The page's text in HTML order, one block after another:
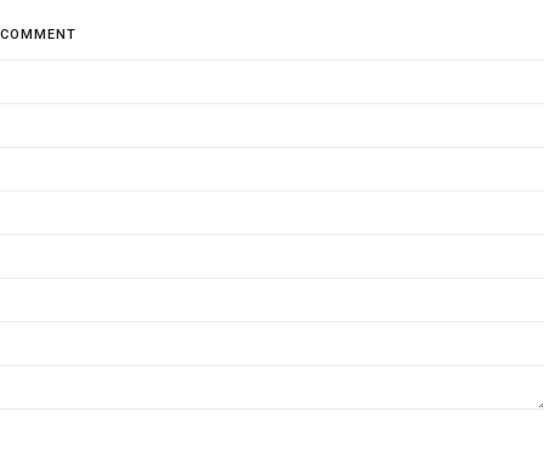
COMMENT